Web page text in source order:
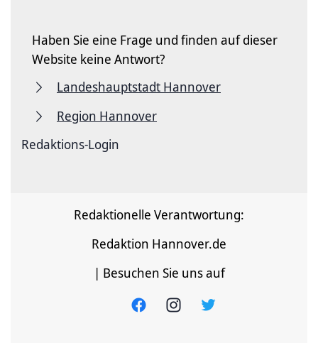
Haben Sie eine Frage und finden auf dieser
Website keine Antwort?
Landeshauptstadt Hannover
Region Hannover
Redaktions-Login
Redaktionelle Verantwortung:
Redaktion Hannover.de
| Besuchen Sie uns auf